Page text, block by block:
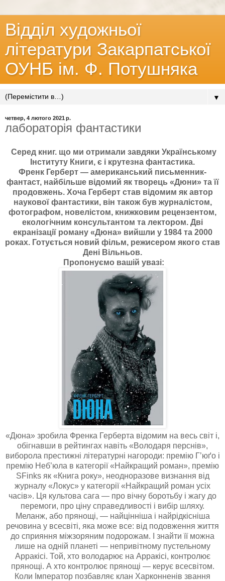
Відділ художньої
літератури Закарпатської
ОУНБ ім. Ф. Потушняка
▼
четвер, 4 лютого 2021 р.
лабораторія фантастики
Серед книг. що ми отримали завдяки Українському
Інституту Книги, є і крутезна фантастика.
Френк Герберт — американський письменник-
фантаст, найбільше відомий як творець «Дюни» та її
продовжень. Хоча Герберт став відомим як автор
наукової фантастики, він також був журналістом,
фотографом, новелістом, книжковим рецензентом,
екологічним консультантом та лектором. Дві
екранізації роману «Дюна» вийшли у 1984 та 2000
роках. Готується новий фільм, режисером якого став
Дені Вільньов.
Пропонуємо вашій увазі:
«Дюна» зробила Френка Герберта відомим на весь світ і,
обігнавши в рейтингах навіть «Володаря перснів»,
виборола престижні літературні нагороди: премію Г’юґо і
премію Неб’юла в категорії «Найкращий роман», премію
SFinks як «Книга року», неодноразове визнання від
журналу «Локус» у категорії «Найкращий роман усіх
часів». Ця культова сага — про вічну боротьбу і жагу до
перемоги, про ціну справедливості і вибір шляху.
Меланж, або прянощі, — найцінніша і найрідкісніша
речовина у всесвіті, яка може все: від подовження життя
до сприяння міжзоряним подорожам. І знайти її можна
лише на одній планеті — непривітному пустельному
Арракісі. Той, хто володарює на Арракісі, контролює
прянощі. А хто контролює прянощі — керує всесвітом.
Коли Імператор позбавляє клан Харконненів звання